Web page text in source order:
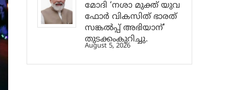
മോദി ‘നശാ മുക്ത് യുവ
ഫോർ വികസിത് ഭാരത്
സങ്കൽപ്പ് അഭിയാന്’
തുടക്കംകുറിച്ചു.
August 5, 2026